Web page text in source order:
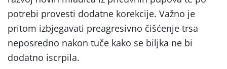
potrebi provesti dodatne korekcije. Važno je
pritom izbjegavati preagresivno čišćenje trsa
neposredno nakon tuče kako se biljka ne bi
dodatno iscrpila.